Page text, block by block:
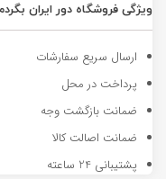
ویژگی فروشگاه دور ایران
ارسال سریع سفارشات
پرداخت در محل
ضمانت بازگشت وجه
ضمانت اصالت کالا
پشتیبانی 24 ساعته